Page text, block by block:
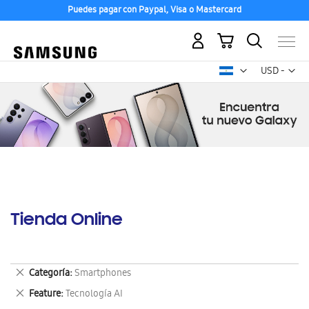
Puedes pagar con Paypal, Visa o Mastercard
USD -
dólar
Mi carrito
Tienda Online
Categoría Smartphones
Eliminar
este
artículo
Feature Tecnología AI
Eliminar